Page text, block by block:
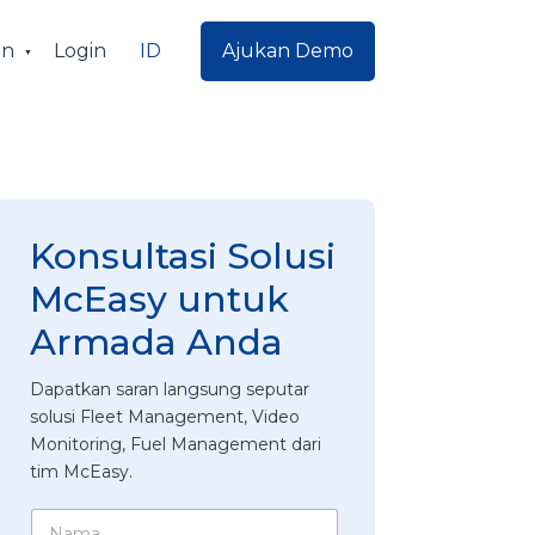
Login ID Ajukan Demo
Konsultasi Solusi
McEasy untuk
Armada Anda
Dapatkan saran langsung seputar
solusi Fleet Management, Video
Monitoring, Fuel Management dari
tim McEasy.
N